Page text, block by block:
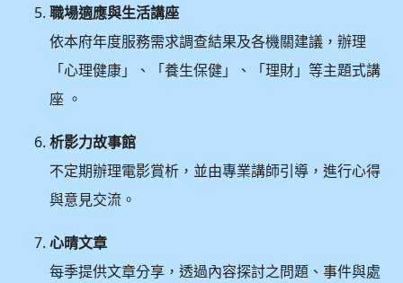
職場適應與生活講座
依本府年度服務需求調查結果及各機關建議，辦理
「心理健康」、「養生保健」、「理財」等主題式講
座 。
析影力故事館
不定期辦理電影賞析，並由專業講師引導，進行心得
與意見交流。
心晴文章
每季提供文章分享，透過內容探討之問題、事件與處